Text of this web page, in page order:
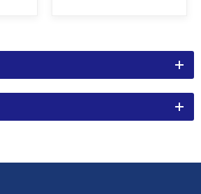
馆、饭店、食品、卫生、医
药、农业、化工等行业。